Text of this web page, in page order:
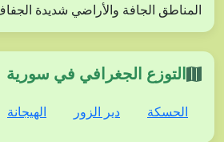
المناطق الجافة والأراضي شديدة
التوزع الجغرافي في سورية
الحسكة دير الزور الهيجانة